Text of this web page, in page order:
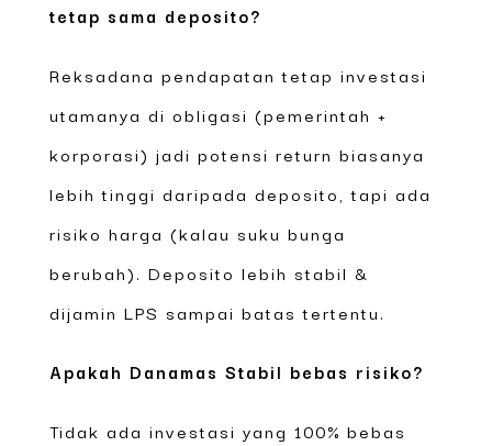
tetap sama deposito?
Reksadana pendapatan tetap investasi
utamanya di obligasi (pemerintah +
korporasi) jadi potensi return biasanya
lebih tinggi daripada deposito, tapi ada
risiko harga (kalau suku bunga
berubah). Deposito lebih stabil &
dijamin LPS sampai batas tertentu.
Apakah Danamas Stabil bebas risiko?
Tidak ada investasi yang 100% bebas